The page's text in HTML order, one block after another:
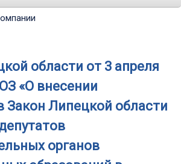
области от 3 апреля
«О внесении
Закон Липецкой области
органов